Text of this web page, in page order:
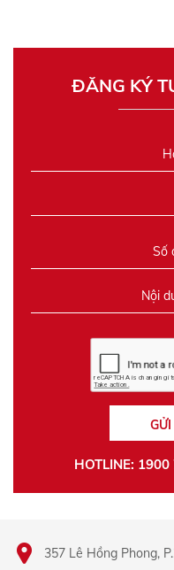
ĐĂNG KÝ
HOTLINE:
357 Lê Hồng Phong,